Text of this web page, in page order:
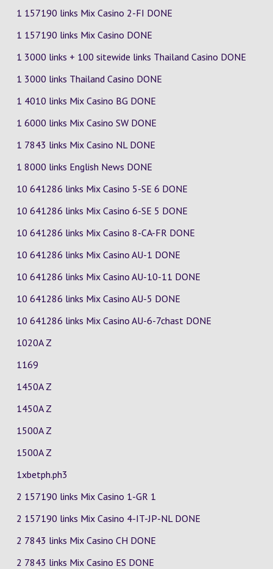
1 157190 links Mix Casino 2-FI DONE
1 157190 links Mix Casino DONE
1 3000 links + 100 sitewide links Thailand Casino DONE
1 3000 links Thailand Casino DONE
1 4010 links Mix Casino BG DONE
1 6000 links Mix Casino SW DONE
1 7843 links Mix Casino NL DONE
1 8000 links English News DONE
10 641286 links Mix Casino 5-SE 6 DONE
10 641286 links Mix Casino 6-SE 5 DONE
10 641286 links Mix Casino 8-CA-FR DONE
10 641286 links Mix Casino AU-1 DONE
10 641286 links Mix Casino AU-10-11 DONE
10 641286 links Mix Casino AU-5 DONE
10 641286 links Mix Casino AU-6-7chast DONE
1020A Z
1169
1450A Z
1450A Z
1500A Z
1500A Z
1xbetph.ph3
2 157190 links Mix Casino 1-GR 1
2 157190 links Mix Casino 4-IT-JP-NL DONE
2 7843 links Mix Casino CH DONE
2 7843 links Mix Casino ES DONE